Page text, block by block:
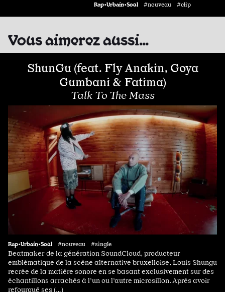
Rap•Urbain•Soul #nouveau #clip
Vous aimerez aussi…
ShunGu (feat. Fly Anakin, Goya
Gumbani & Fatima)
Talk To The Mass
Rap•Urbain•Soul #nouveau #single
Beatmaker de la génération SoundCloud, producteur
emblématique de la scène alternative bruxelloise, Louis Shungu
recrée de la matière sonore en se basant exclusivement sur des
échantillons arrachés à l’un ou l’autre microsillon. Après avoir
refourgué ses (…)